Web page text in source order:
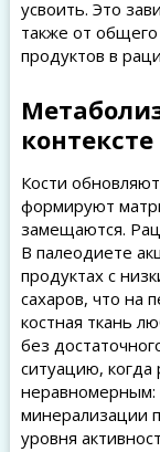
усвоить. Это
также от
продуктов в
Кости
формируют
замещаются.
В палеодиете
продуктах с
сахаров, что на
костная ткань
без
ситуацию, когда
неравномерным:
минерализации
уровня